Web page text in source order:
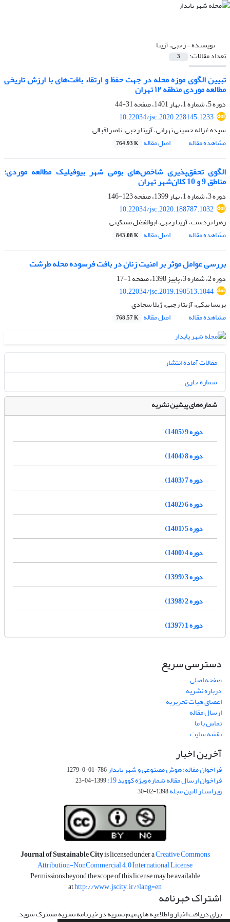
نویسنده =رجبی، آزیتا
تعداد مقالات: 3
تبیین الگوی موزه محله در جهت حفظ و ارتقاء بافت‌های با ارزش تاریخی
مطالعه موردی منطقه ۱۲ تهران
دوره 5، شماره 1، بهار 1401، صفحه
31-44
10.22034/jsc.2020.228145.1233
سیده غزاله حسینی تهرانی، آزیتا رجبی، ناصر اقبالی
مشاهده مقاله
اصل مقاله 764.93 K
الگوی تحقق‌پذیری شاخص‌های بومی شهر بیوفیلیک مطالعه موردی:
مناطق 9 و 10 کلان‌شهر تهران
دوره 3، شماره 1، بهار 1399، صفحه
123-146
10.22034/jsc.2020.188787.1032
زهرا تردست، آزیتا رجبی، ابوالفضل مشکینی
مشاهده مقاله
اصل مقاله 843.08 K
بررسی عوامل موثر بر امنیت زنان در بافت فرسوده محله طرشت
دوره 2، شماره 3، پاییز 1398، صفحه
1-17
10.22034/jsc.2019.190513.1044
پریسا بیکی، آزیتا رجبی، ژیلا سجادی
مشاهده مقاله
اصل مقاله 768.57 K
مقالات آماده انتشار
شماره جاری
شماره‌های پیشین نشریه
دوره 9 (1405)
دوره 8 (1404)
دوره 7 (1403)
دوره 6 (1402)
دوره 5 (1401)
دوره 4 (1400)
دوره 3 (1399)
دوره 2 (1398)
دوره 1 (1397)
دسترسی سریع
صفحه اصلی
درباره نشریه
اعضای هیات تحریریه
ارسال مقاله
تماس با ما
نقشه سایت
آخرین اخبار
فراخوان مقاله: هوش مصنوعی و شهر پایدار786-01-0-1279
فراخوان ارسال مقاله شماره ویژه کووید 19: 1399-04-23
ویراستار لاتین مجله1398-02-30
Journal of Sustainable Cityis licensed under aCreative Commons
Attribution-NonCommercial 4.0 International License
Permissions beyond the scope of this license may be available
athttp://www.jscity.ir/?lang=en
اشتراک خبرنامه
برای دریافت اخبار و اطلاعیه های مهم نشریه در خبرنامه نشریه مشترک شوید.